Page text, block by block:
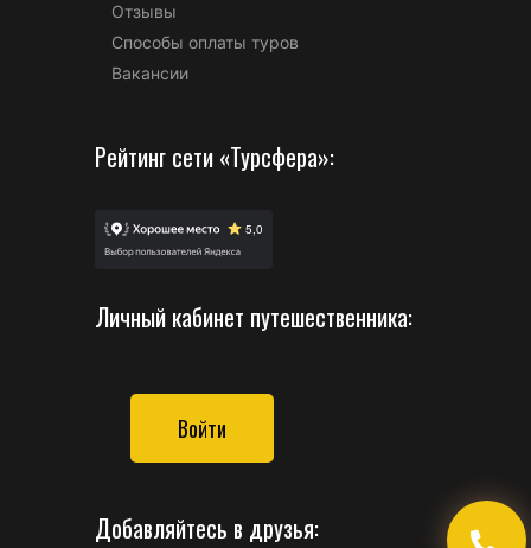
Отзывы
Способы оплаты туров
Вакансии
Рейтинг сети «Турсфера»:
Личный кабинет путешественника:
Войти
Добавляйтесь в друзья: